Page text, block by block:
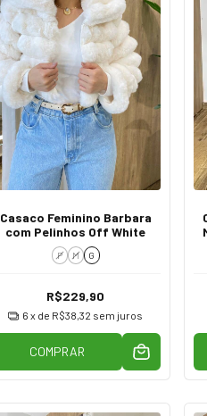
Casaco Feminino Barbara
com Pelinhos Off White
P M G
R$229,90
6 x de R$38,32 sem juros
COMPRAR